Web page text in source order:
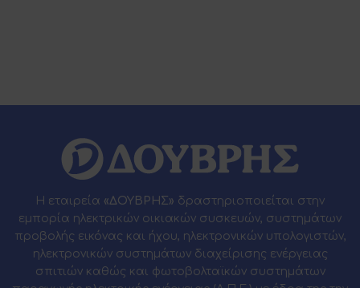
Η εταιρεία «ΔΟΥΒΡΗΣ» δραστηριοποιείται στην
εμπορία ηλεκτρικών οικιακών συσκευών, συστημάτων
προβολής εικόνας και ήχου, ηλεκτρονικών υπολογιστών,
ηλεκτρονικών συστημάτων διαχείρισης ενέργειας
σπιτιών καθώς και φωτοβολταϊκών συστημάτων